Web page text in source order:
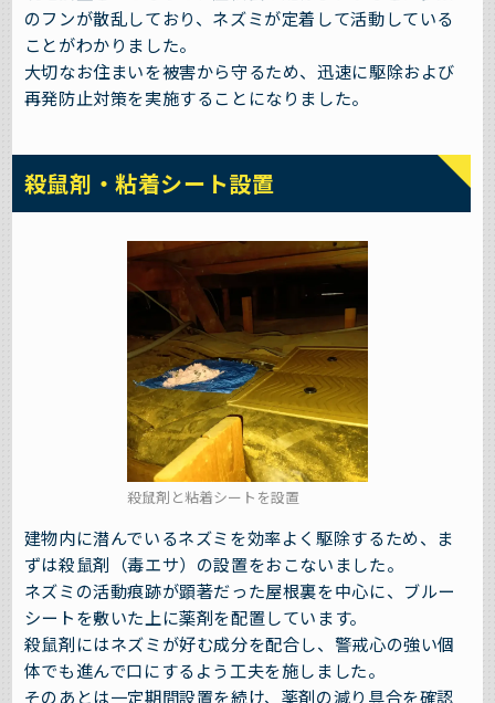
のフンが散乱しており、ネズミが定着して活動している
ことがわかりました。
大切なお住まいを被害から守るため、迅速に駆除および
再発防止対策を実施することになりました。
殺鼠剤・粘着シート設置
殺鼠剤と粘着シートを設置
建物内に潜んでいるネズミを効率よく駆除するため、ま
ずは殺鼠剤（毒エサ）の設置をおこないました。
ネズミの活動痕跡が顕著だった屋根裏を中心に、ブルー
シートを敷いた上に薬剤を配置しています。
殺鼠剤にはネズミが好む成分を配合し、警戒心の強い個
体でも進んで口にするよう工夫を施しました。
そのあとは一定期間設置を続け、薬剤の減り具合を確認